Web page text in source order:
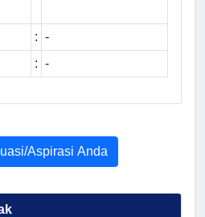
: -
: -
Aspirasi Anda